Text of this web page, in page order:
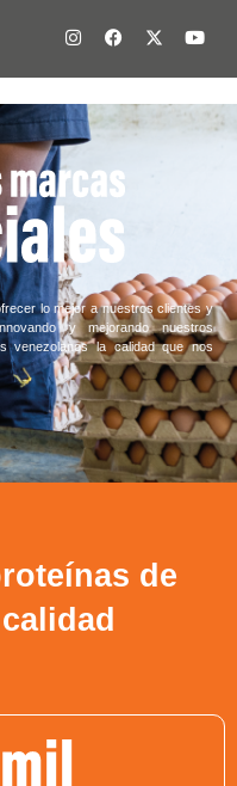
lo mejor a nuestros clientes y
y mejorando nuestros
venezolanos la calidad que nos
de